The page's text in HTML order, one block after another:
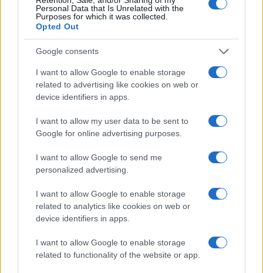
Personal Data that Is Unrelated with the
Purposes for which it was collected.
Opted Out
Google consents
I want to allow Google to enable storage
related to advertising like cookies on web or
device identifiers in apps.
I want to allow my user data to be sent to
Google for online advertising purposes.
I want to allow Google to send me
personalized advertising.
I want to allow Google to enable storage
related to analytics like cookies on web or
device identifiers in apps.
I want to allow Google to enable storage
related to functionality of the website or app.
«Εργοδοτική ασυδοσία» καταγγέλλουν οι
εργαζόμενοι στον κλάδο του τουρισμού και
απεργούν σήμερα
ΕΛΛΑΔΑ
Δείτε τι ισχύει για την απεργία στα μέσα